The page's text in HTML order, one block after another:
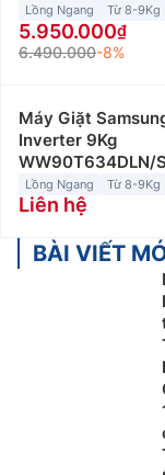
Lồng Ngang Từ 8-9Kg
5.950.000
6.490.000-8%
Máy Giặt
Inverter 9Kg
WW90T634DLN/
Lồng Ngang Từ 8-9Kg
Liên hệ
BÀI VIẾT